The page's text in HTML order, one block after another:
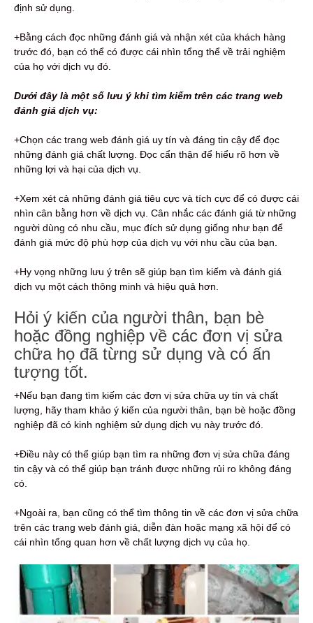
định sử dụng.
+Bằng cách đọc những đánh giá và nhận xét của khách hàng
trước đó, bạn có thể có được cái nhìn tổng thể về trải nghiệm
của họ với dịch vụ đó.
Dưới đây là một số lưu ý khi tìm kiếm trên các trang web
đánh giá dịch vụ:
+Chọn các trang web đánh giá uy tín và đáng tin cậy để đọc
những đánh giá chất lượng. Đọc cẩn thận để hiểu rõ hơn về
những lợi và hại của dịch vụ.
+Xem xét cả những đánh giá tiêu cực và tích cực để có được cái
nhìn cân bằng hơn về dịch vụ. Cân nhắc các đánh giá từ những
người dùng có nhu cầu, mục đích sử dụng giống như bạn để
đánh giá mức độ phù hợp của dịch vụ với nhu cầu của bạn.
+Hy vọng những lưu ý trên sẽ giúp bạn tìm kiếm và đánh giá
dịch vụ một cách thông minh và hiệu quả hơn.
Hỏi ý kiến ​​của người thân, bạn bè
hoặc đồng nghiệp về các đơn vị sửa
chữa họ đã từng sử dụng và có ấn
tượng tốt.
+Nếu bạn đang tìm kiếm các đơn vị sửa chữa uy tín và chất
lượng, hãy tham khảo ý kiến ​​của người thân, bạn bè hoặc đồng
nghiệp đã có kinh nghiệm sử dụng dịch vụ này trước đó.
+Điều này có thể giúp bạn tìm ra những đơn vị sửa chữa đáng
tin cậy và có thể giúp bạn tránh được những rủi ro không đáng
có.
+Ngoài ra, bạn cũng có thể tìm thông tin về các đơn vị sửa chữa
trên các trang web đánh giá, diễn đàn hoặc mạng xã hội để có
cái nhìn tổng quan hơn về chất lượng dịch vụ của họ.